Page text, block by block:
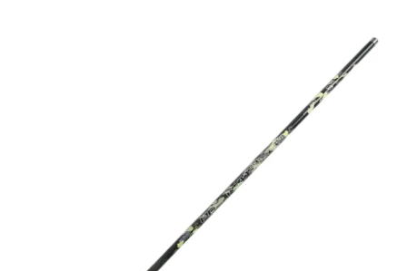
Товары для рыбалки